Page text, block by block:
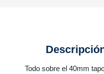
Todo sobre el 40mm